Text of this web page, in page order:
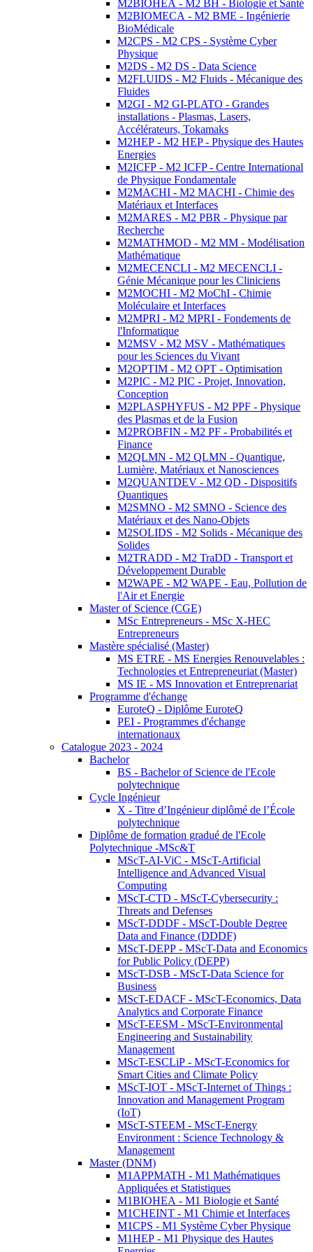
M2BIOHEA - M2 BH - Biologie et Santé
M2BIOMECA - M2 BME - Ingénierie
BioMédicale
M2CPS - M2 CPS - Système Cyber
Physique
M2DS - M2 DS - Data Science
M2FLUIDS - M2 Fluids - Mécanique des
Fluides
M2GI - M2 GI-PLATO - Grandes
installations - Plasmas, Lasers,
Accélérateurs, Tokamaks
M2HEP - M2 HEP - Physique des Hautes
Energies
M2ICFP - M2 ICFP - Centre International
de Physique Fondamentale
M2MACHI - M2 MACHI - Chimie des
Matériaux et Interfaces
M2MARES - M2 PBR - Physique par
Recherche
M2MATHMOD - M2 MM - Modélisation
Mathématique
M2MECENCLI - M2 MECENCLI -
Génie Mécanique pour les Cliniciens
M2MOCHI - M2 MoChI - Chimie
Moléculaire et Interfaces
M2MPRI - M2 MPRI - Fondements de
l'Informatique
M2MSV - M2 MSV - Mathématiques
pour les Sciences du Vivant
M2OPTIM - M2 OPT - Optimisation
M2PIC - M2 PIC - Projet, Innovation,
Conception
M2PLASPHYFUS - M2 PPF - Physique
des Plasmas et de la Fusion
M2PROBFIN - M2 PF - Probabilités et
Finance
M2QLMN - M2 QLMN - Quantique,
Lumière, Matériaux et Nanosciences
M2QUANTDEV - M2 QD - Dispositifs
Quantiques
M2SMNO - M2 SMNO - Science des
Matériaux et des Nano-Objets
M2SOLIDS - M2 Solids - Mécanique des
Solides
M2TRADD - M2 TraDD - Transport et
Développement Durable
M2WAPE - M2 WAPE - Eau, Pollution de
l'Air et Energie
Master of Science (CGE)
MSc Entrepreneurs - MSc X-HEC
Entrepreneurs
Mastère spécialisé (Master)
MS ETRE - MS Energies Renouvelables :
Technologies et Entrepreneuriat (Master)
MS IE - MS Innovation et Entreprenariat
Programme d'échange
EuroteQ - Diplôme EuroteQ
PEI - Programmes d'échange
internationaux
Catalogue 2023 - 2024
Bachelor
BS - Bachelor of Science de l'Ecole
polytechnique
Cycle Ingénieur
X - Titre d’Ingénieur diplômé de l’École
polytechnique
Diplôme de formation gradué de l'Ecole
Polytechnique -MSc&T
MScT-AI-ViC - MScT-Artificial
Intelligence and Advanced Visual
Computing
MScT-CTD - MScT-Cybersecurity :
Threats and Defenses
MScT-DDDF - MScT-Double Degree
Data and Finance (DDDF)
MScT-DEPP - MScT-Data and Economics
for Public Policy (DEPP)
MScT-DSB - MScT-Data Science for
Business
MScT-EDACF - MScT-Economics, Data
Analytics and Corporate Finance
MScT-EESM - MScT-Environmental
Engineering and Sustainability
Management
MScT-ESCLiP - MScT-Economics for
Smart Cities and Climate Policy
MScT-IOT - MScT-Internet of Things :
Innovation and Management Program
(IoT)
MScT-STEEM - MScT-Energy
Environment : Science Technology &
Management
Master (DNM)
M1APPMATH - M1 Mathématiques
Appliquées et Statistiques
M1BIOHEA - M1 Biologie et Santé
M1CHEINT - M1 Chimie et Interfaces
M1CPS - M1 Système Cyber Physique
M1HEP - M1 Physique des Hautes